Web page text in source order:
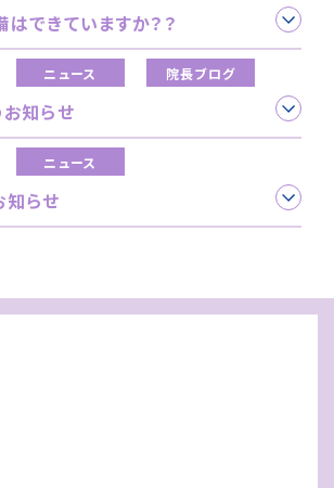
できていますか？？
ニュース 院長ブログ
知らせ
ニュース
知らせ